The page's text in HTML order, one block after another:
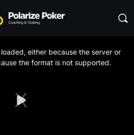
Play
either because the server or
the format is not supported.